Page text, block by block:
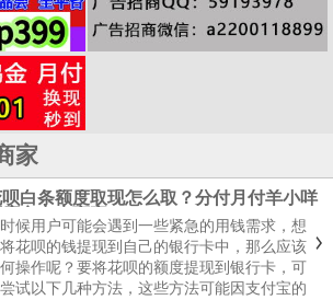
家
白条额度取现怎么取？分付月付羊小咩
度套出来商家
候用户可能会遇到一些紧急的用钱需求，想
花呗的钱提现到自己的银行卡中，那么应该
操作呢？要将花呗的额度提现到银行卡，可
试以下几种方法，这些方法可能因支付宝的